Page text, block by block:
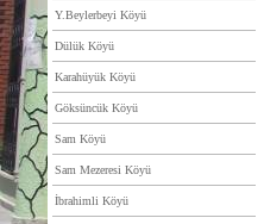
Y.Beylerbeyi Köyü
Dülük Köyü
Karahüyük Köyü
Göksüncük Köyü
Sam Köyü
Sam Mezeresi Köyü
İbrahimli Köyü